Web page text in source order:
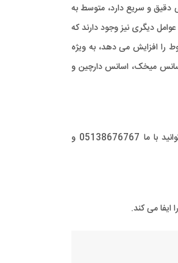
دقیق و سریع دارد، متوسط ​​به
دیگری نیز وجود دارند که
را افزایش می دهد، به ویژه
اسانس میخک، اسانس دارچین و
اسانس توت فرنگی یکی از پر کاربردترین اسانس شیرین در محصولات شوینده و آرایشی بانوان و خوشبوکننده هوا می باشد. جهت خرید اسانس توت فرنگی می توانید با ما 05138676767 و
می کند.